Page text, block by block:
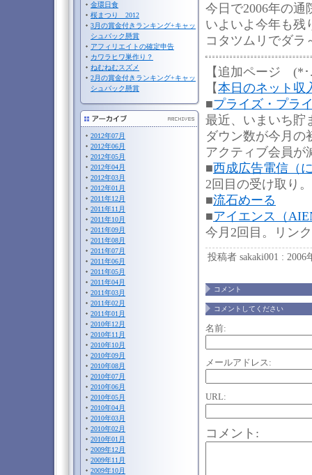
金環日食
桜まつり 2012
3月の賞金付きランキング+キャッ
シュバック懸賞
アフィリエイトの確定申告
カワラヒワ巣作り？
ねむねむスズメ
2月の賞金付きランキング+キャッ
シュバック懸賞
2012年07月
2012年06月
2012年05月
2012年04月
2012年03月
2012年01月
2011年12月
2011年11月
2011年10月
2011年09月
2011年08月
2011年07月
2011年06月
2011年05月
2011年04月
2011年03月
2011年02月
2011年01月
2010年12月
2010年11月
2010年10月
2010年09月
2010年08月
2010年07月
2010年06月
2010年05月
2010年04月
2010年03月
2010年02月
2010年01月
2009年12月
2009年11月
2009年10月
今日で2006年の通
いよいよ今年も残
コタツムリでダラ
【追加ページ (*
【本日のネット収
■プライズ・プラ
最近、いまいち貯
ダウン数が今月の
アクティブ会員が
■西成広告電信（
2回目の受け取り。
■流石めーる
■アイエンス（
今月2回目。リン
投稿者 sakaki001 : 2006
コメント
コメントしてください
名前:
メールアドレス:
URL:
コメント: